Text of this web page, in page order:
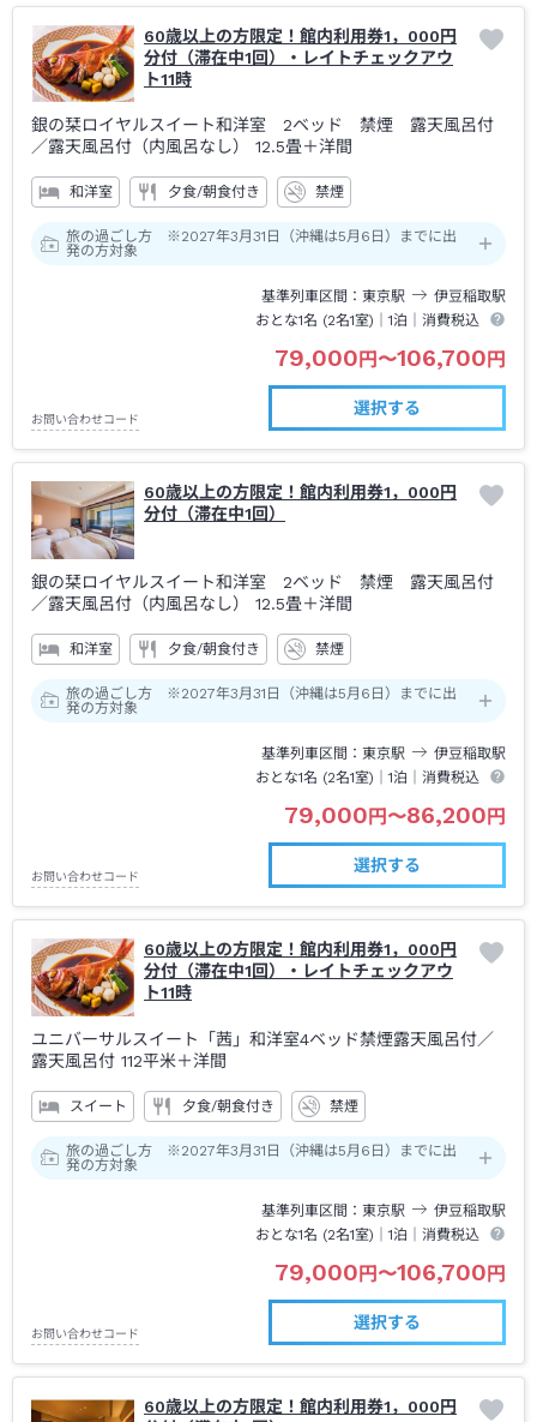
60歳以上の方限定！館内利用券1，000円
分付（滞在中1回）・レイトチェックアウ
ト11時
銀の栞ロイヤルスイート和洋室 2ベッド 禁煙 露天風呂付
／露天風呂付（内風呂なし） 12.5畳＋洋間
和洋室 夕食/朝食付き 禁煙
旅の過ごし方 ※2027年3月31日（沖縄は5月6日）までに出
発の方対象
基準列車区間 東京駅 伊豆稲取駅
おとな1名 (2名1室)｜1泊 ｜消費税込
79,000円〜106,700円
お問い合わせコード
選択する
60歳以上の方限定！館内利用券1，000円
分付（滞在中1回）
銀の栞ロイヤルスイート和洋室 2ベッド 禁煙 露天風呂付
／露天風呂付（内風呂なし） 12.5畳＋洋間
和洋室 夕食/朝食付き 禁煙
旅の過ごし方 ※2027年3月31日（沖縄は5月6日）までに出
発の方対象
基準列車区間 東京駅 伊豆稲取駅
おとな1名 (2名1室)｜1泊 ｜消費税込
79,000円〜86,200円
お問い合わせコード
選択する
60歳以上の方限定！館内利用券1，000円
分付（滞在中1回）・レイトチェックアウ
ト11時
ユニバーサルスイート「茜」和洋室4ベッド禁煙露天風呂付／
露天風呂付 112平米＋洋間
スイート 夕食/朝食付き 禁煙
旅の過ごし方 ※2027年3月31日（沖縄は5月6日）までに出
発の方対象
基準列車区間 東京駅 伊豆稲取駅
おとな1名 (2名1室)｜1泊 ｜消費税込
79,000円〜106,700円
お問い合わせコード
選択する
60歳以上の方限定！館内利用券1，000円